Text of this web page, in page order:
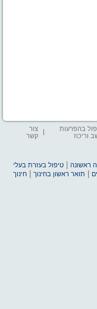
בהפרעות
וריכוז
צור
קשר
ראשונה |טיפול בעזרת בעלי
תואר ראשון בחינוך |חינוך